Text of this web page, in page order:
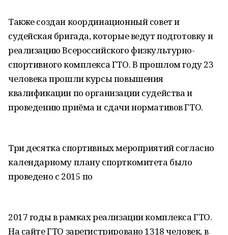
Также создан координационный совет и
судейская бригада, которые ведут подготовку и
реализацию Всероссийского физкультурно-
спортивного комплекса ГТО. В прошлом году 23
человека прошли курсы повышения
квалификации по организации судейства и
проведению приёма и сдачи нормативов ГТО.
Три десятка спортивных мероприятий согласно
календарному плану спорткомитета было
проведено с 2015 по
2017 годы в рамках реализации комплекса ГТО.
На сайте ГТО зарегистрировано 1318 человек, в